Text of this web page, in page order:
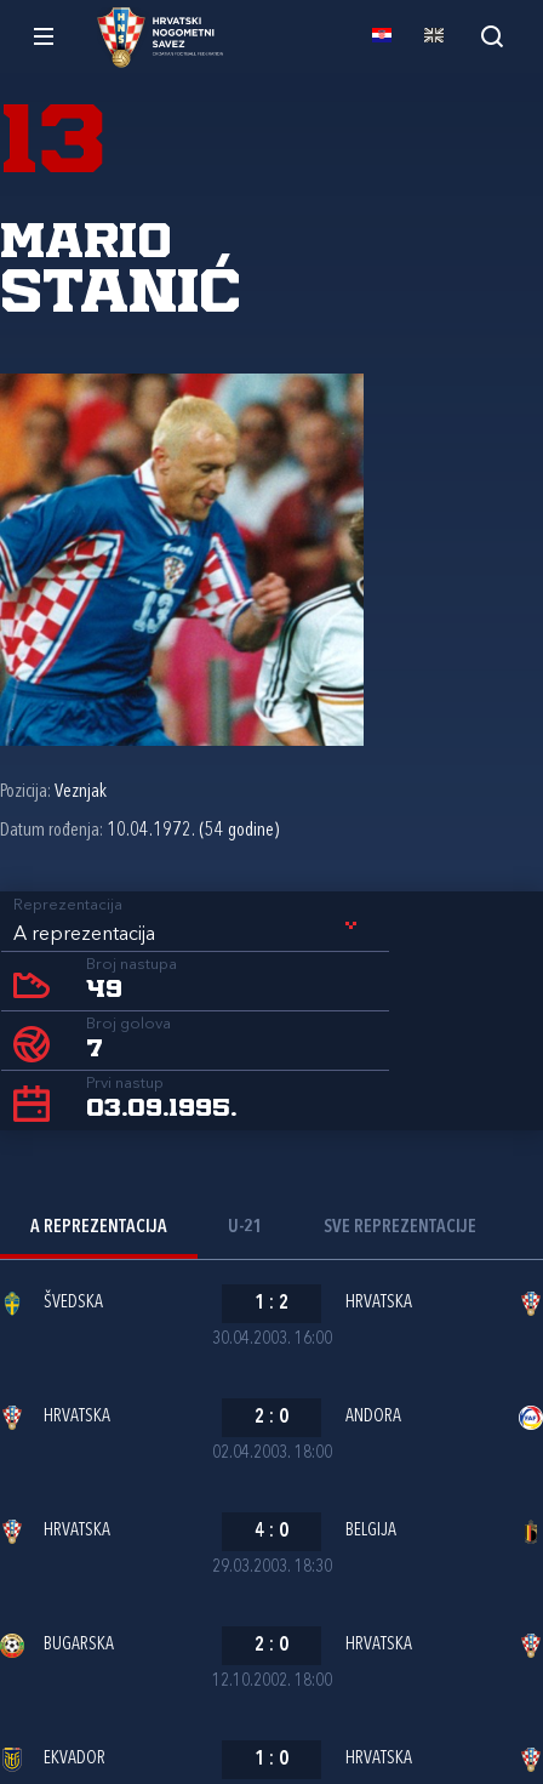
13
Mario
Stanić
Pozicija: Veznjak
Datum rođenja: 10.04.1972. (54 godine)
Reprezentacija
A reprezentacija
Broj nastupa
49
Broj golova
7
Prvi nastup
03.09.1995.
A REPREZENTACIJA U-21 SVE REPREZENTACIJE
30.04.2003. 16:00
ŠVEDSKA 1 : 2 HRVATSKA
02.04.2003. 18:00
HRVATSKA 2 : 0 ANDORA
29.03.2003. 18:30
HRVATSKA 4 : 0 BELGIJA
12.10.2002. 18:00
BUGARSKA 2 : 0 HRVATSKA
EKVADOR 1 : 0 HRVATSKA